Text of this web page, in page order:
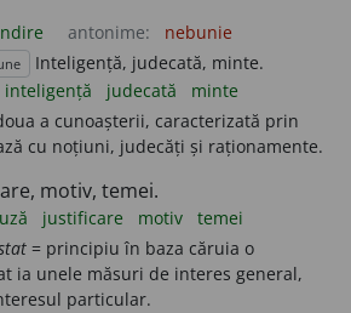
antonime:
nebunie
Inteligență, judecată, minte.
inteligență judecată
minte
a cunoașterii, caracterizată prin
cu noțiuni, judecăți și raționamente.
motiv, temei.
justificare motiv
temei
= principiu în baza căruia o
ia unele măsuri de interes general,
particular.